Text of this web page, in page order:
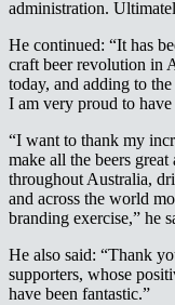
administration. Ultimately, we hope to remain operational.​​​​‌
He continued: “It has
craft beer revolution in
today, and adding to
I am very proud to have been part of this.​​​​‌
“I want to thank my
make all the beers
throughout Australia,
and across the world
branding exercise,” he said.​​​​‌
He also said: “Thank
supporters, whose
have been fantastic.”​​​​‌ ‍ ​‍​‍‌‍ ‌ ​‍‌‍‍‌‌‍‌ ‌‍‍‌‌‍ ‍​‍​‍​ ‍‍​‍​‍‌ ​ ‌‍​‌‌‍ ‍‌‍‍‌‌ ‌​‌ ‍‌​‍ ‍‌‍‍‌‌‍ ​‍​‍​‍ ​​‍​‍‌‍‍​‌ ​‍‌‍‌‌‌‍‌‍​‍​‍​ ‍‍​‍​‍‌‍‍​‌ ‌​‌ ‌​‌ ​​‌ ​ ​ ‍‍​‍ ​‍ ‌‍ ‌‌‍​‌‌‍​ ‌‍‍ ‌‍​‌‌ ‍‌​‍ ‌‌‍‌ ‌‍ ‌‍ ‌‍‌​‌ ‌ ‌‍‍‌‌‍ ‍​‍ ‍‌ ​ ‌‍​‌‌‍ ‍‌‍‍‌‌ ‌​‌ ‍‌​‍ ‍‌ ​ ‌ ‌​‌ ‌‌‌‍‌​‌‍‍‌‌‍ ​‍ ‌ ​ ‌ ‌​‌ ‌‌‌‍‌​‌‍‍‌‌‍ ​‍ ‌‍‍‌‌‍ ‍‌ ‌​‌‍‌‌‌‍ ‍‌ ‌​​‍ ‌‍‌‌‌‍‌​‌‍‍‌‌ ‌​​‍ ‌‍ ‌‌‍ ‌‍‌​‌‍‌‌​ ‌‌ ​​‌ ​‍‌‍‌‌‌ ​ ‌‍‌‌‌‍ ‍‌ ‌​‌‍​‌‌ ‌​‌‍‍‌‌‍ ‌‍ ‍​ ‍ ‌‍‍‌‌‍‌​​ ‌‌‍​ ‌‍‌​​ ​‍​ ‍‌​ ‍​​ ‌‌​ ‌​​ ​‌​‍ ‌​ ​​‌‍‌‍‌‍​ ​ ‌‌​‍ ‌​ ‌​‌‍‌‌‌‍​‌​ ​‍​‍ ‌​ ‍‌‌‍​‍​ ‌‌‌‍​ ​‍ ‌​ ‍‌‌‍​‍‌‍​‌​ ​​​ ​ ‌‍​‌‌‍‌‌​ ‌‌‌‍‌‍‌‍‌‍‌‍​ ​ ‍​​ ‍ ‌ ‌​‌ ‍‌‌ ​​‌‍‌‌​ ‌‌ ​​‌‍ ‌ ​ ‌ ‌​​ ‍ ‌ ​​‌‍​‌‌ ‌​‌‍‍​​ ‌‌‍​ ‌‍ ‌‍ ‍‌ ‌​‌‍‌‌‌‍ ‍‌ ‌​​‍‌‌​ ‌‌‌​​‍‌‌ ‌‍‍ ‌‍‌‌‌ ‍‌​‍‌‌​ ​ ‌​‌​​‍‌‌​ ​ ‌​‌​​‍‌‌​ ​‍​ ​‍​ ‌​​ ​‌​ ​ ‌‍‌‍‌‍‌‍​ ​​​ ​‌​ ‌ ‌‍‌​​ ‌‌​ ‍​​ ‍​​‍‌‌​ ​‍​ ​‍​‍‌‌​ ‌‌‌​‌​​‍ ‍‌‍​ ‌‍‍​‌‍‍‌‌‍ ​‌‍‌​‌ ​‍‌‍‌‌‌‍ ‍​‍‌‌​ ‌‌‌​​‍‌‌ ‌‍‍ ‌‍‌‌‌ ‍‌​‍‌‌​ ​ ‌​‌​​‍‌‌​ ​ ‌​‌​​‍‌‌​ ​‍​ ​‍​ ‌‌‌‍‌‍​ ‌ ​ ​‍‌‍​‌​ ​ ‌‍‌‍‌‍‌‌​ ‍​​ ‌‌​ ‌ ‌‍​‌​‍‌‌​ ​‍​ ​‍​‍‌‌​ ‌‌‌​‌​​‍ ‍‌ ‌​‌‍‌‌‌ ‍​‌ ‌​​ ‌‍​‍‌‍​‌‌ ​ ‌‍‌‌‌‌‌‌‌ ​‍‌‍ ​​ ‌‌‍‍​‌ ‌​‌ ‌​‌ ​​‌ ​ ​‍‌‌​ ​ ‌​​‌​‍‌‌​ ​‍‌​‌‍​‍‌‌​ ​‍‌​‌‍‌‍ ‌‌‍​‌‌‍​ ‌‍‍ ‌‍​‌‌ ‍‌​‍ ‌‌‍‌ ‌‍ ‌‍ ‌‍‌​‌ ‌ ‌‍‍‌‌‍ ‍​‍ ‍‌ ​ ‌‍​‌‌‍ ‍‌‍‍‌‌ ‌​‌ ‍‌​‍ ‍‌ ​ ‌ ‌​‌ ‌‌‌‍‌​‌‍‍‌‌‍ ​‍‌‌​ ​‍‌​‌‍‌ ​ ‌ ‌​‌ ‌‌‌‍‌​‌‍‍‌‌‍ ​‍‌‍‌‍‍‌‌‍‌​​ ‌‌‍​ ‌‍‌​​ ​‍​ ‍‌​ ‍​​ ‌‌​ ‌​​ ​‌​‍ ‌​ ​​‌‍‌‍‌‍​ ​ ‌‌​‍ ‌​ ‌​‌‍‌‌‌‍​‌​ ​‍​‍ ‌​ ‍‌‌‍​‍​ ‌‌‌‍​ ​‍ ‌​ ‍‌‌‍​‍‌‍​‌​ ​​​ ​ ‌‍​‌‌‍‌‌​ ‌‌‌‍‌‍‌‍‌‍‌‍​ ​ ‍​​‍‌‍‌ ‌​‌ ‍‌‌ ​​‌‍‌‌​ ‌‌ ​​‌‍ ‌ ​ ‌ ‌​​‍‌‍‌ ​​‌‍​‌‌ ‌​‌‍‍​​ ‌‌‍​ ‌‍ ‌‍ ‍‌ ‌​‌‍‌‌‌‍ ‍‌ ‌​​‍‌‌​ ‌‌‌​​‍‌‌ ‌‍‍ ‌‍‌‌‌ ‍‌​‍‌‌​ ​ ‌​‌​​‍‌‌​ ​ ‌​‌​​‍‌‌​ ​‍​ ​‍​ ‌​​ ​‌​ ​ ‌‍‌‍‌‍‌‍​ ​​​ ​‌​ ‌ ‌‍‌​​ ‌‌​ ‍​​ ‍​​‍‌‌​ ​‍​ ​‍​‍‌‌​ ‌‌‌​‌​​‍ ‍‌‍​ ‌‍‍​‌‍‍‌‌‍ ​‌‍‌​‌ ​‍‌‍‌‌‌‍ ‍​‍‌‌​ ‌‌‌​​‍‌‌ ‌‍‍ ‌‍‌‌‌ ‍‌​‍‌‌​ ​ ‌​‌​​‍‌‌​ ​ ‌​‌​​‍‌‌​ ​‍​ ​‍​ ‌‌‌‍‌‍​ ‌ ​ ​‍‌‍​‌​ ​ ‌‍‌‍‌‍‌‌​ ‍​​ ‌‌​ ‌ ‌‍​‌​‍‌‌​ ​‍​ ​‍​‍‌‌​ ‌‌‌​‌​​‍ ‍‌ ‌​‌‍‌‌‌ ‍​‌ ‌​​‍‌‍‌ ​​‌‍‌‌‌ ​‍‌ ​ ‌ ​​‌‍‌‌‌‍​ ‌ ‌​‌‍‍‌‌ ‌‍‌‍‌‌​ ‌‌ ​​‌ ‌‌‌‍​‍‌‍ ​‌‍‍‌‌ ​ ‌‍‍​‌‍‌‌‌‍‌​​‍​‍‌ ‌